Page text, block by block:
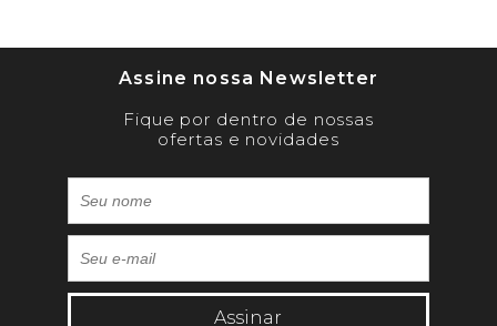
Assine nossa Newsletter
Fique por dentro de nossas
ofertas e novidades
Assinar